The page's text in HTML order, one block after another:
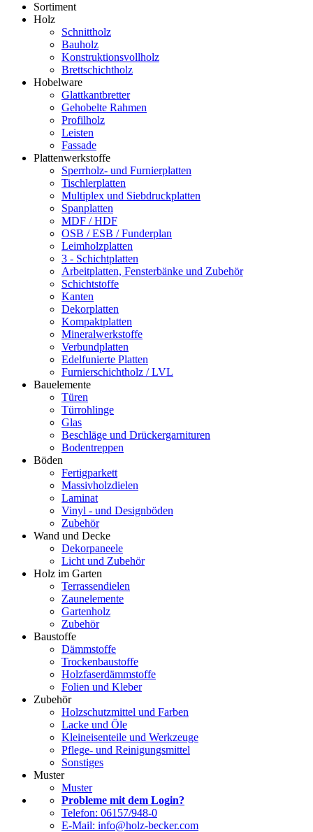
Sortiment
Holz
Schnittholz
Bauholz
Konstruktionsvollholz
Brettschichtholz
Hobelware
Glattkantbretter
Gehobelte Rahmen
Profilholz
Leisten
Fassade
Plattenwerkstoffe
Sperrholz- und Furnierplatten
Tischlerplatten
Multiplex und Siebdruckplatten
Spanplatten
MDF / HDF
OSB / ESB / Funderplan
Leimholzplatten
3 - Schichtplatten
Arbeitplatten, Fensterbänke und Zubehör
Schichtstoffe
Kanten
Dekorplatten
Kompaktplatten
Mineralwerkstoffe
Verbundplatten
Edelfunierte Platten
Furnierschichtholz / LVL
Bauelemente
Türen
Türrohlinge
Glas
Beschläge und Drückergarnituren
Bodentreppen
Böden
Fertigparkett
Massivholzdielen
Laminat
Vinyl - und Designböden
Zubehör
Wand und Decke
Dekorpaneele
Licht und Zubehör
Holz im Garten
Terrassendielen
Zaunelemente
Gartenholz
Zubehör
Baustoffe
Dämmstoffe
Trockenbaustoffe
Holzfaserdämmstoffe
Folien und Kleber
Zubehör
Holzschutzmittel und Farben
Lacke und Öle
Kleineisenteile und Werkzeuge
Pflege- und Reinigungsmittel
Sonstiges
Muster
Muster
Probleme mit dem Login?
Telefon: 06157/948-0
E-Mail: info@holz-becker.com